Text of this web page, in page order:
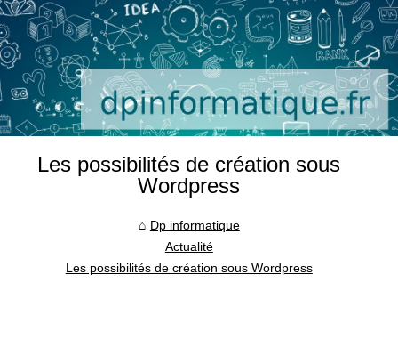
Les possibilités de création sous
Wordpress
Dp informatique
Actualité
Les possibilités de création sous Wordpress